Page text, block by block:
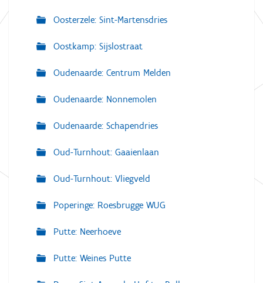
Oosterzele: Sint-Martensdries
Oostkamp: Sijslostraat
Oudenaarde: Centrum Melden
Oudenaarde: Nonnemolen
Oudenaarde: Schapendries
Oud-Turnhout: Gaaienlaan
Oud-Turnhout: Vliegveld
Poperinge: Roesbrugge WUG
Putte: Neerhoeve
Putte: Weines Putte